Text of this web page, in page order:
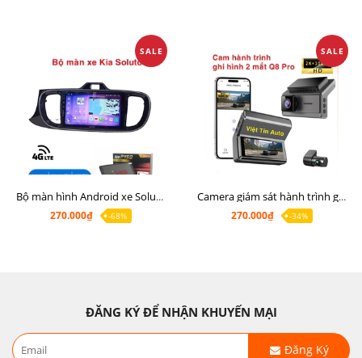
SALE
Bộ màn hình Android xe Soluto, mặt dưỡng lắp màn hình Soluto kèm rắc zin
270.000₫
-68%
SALE
Camera giám sát hành trình ghi hình 2 mắt Q8 Pro độ phân giải 2K +1080P
270.000₫
-34%
ĐĂNG KÝ ĐỂ NHẬN KHUYẾN MẠI
Đăng Ký